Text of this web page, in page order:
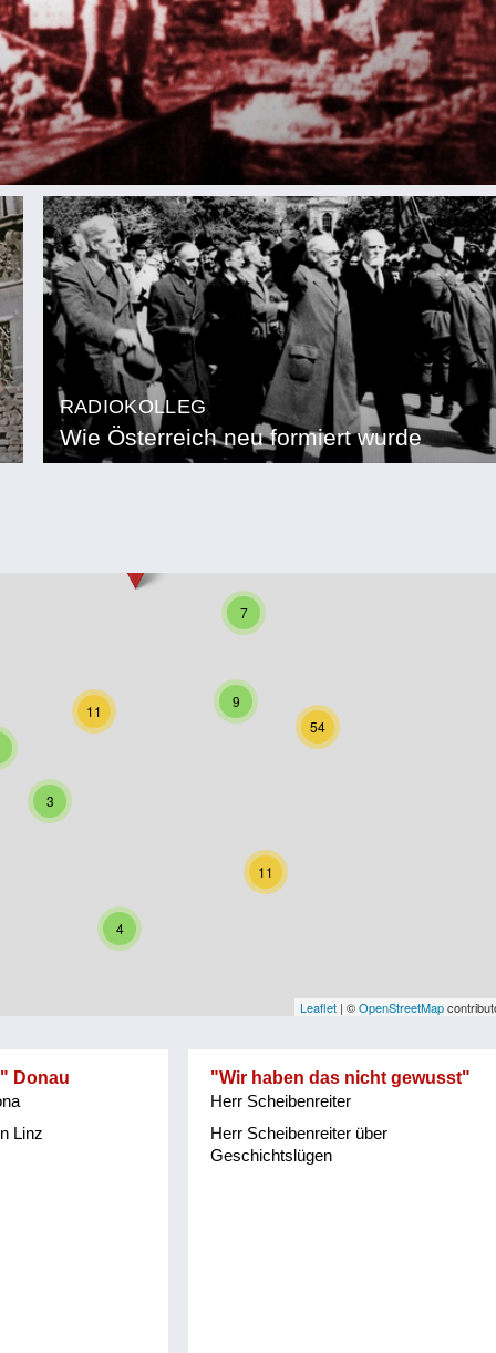
RADIOKOLLEG
Wie Österreich neu formiert wurde
4
7
3
9
11
54
11
Leaflet | ©OpenStreetMap
Donau
Linz
"Wir haben das nicht gewusst"
Herr Scheibenreiter
Herr Scheibenreiter über
Geschichtslügen